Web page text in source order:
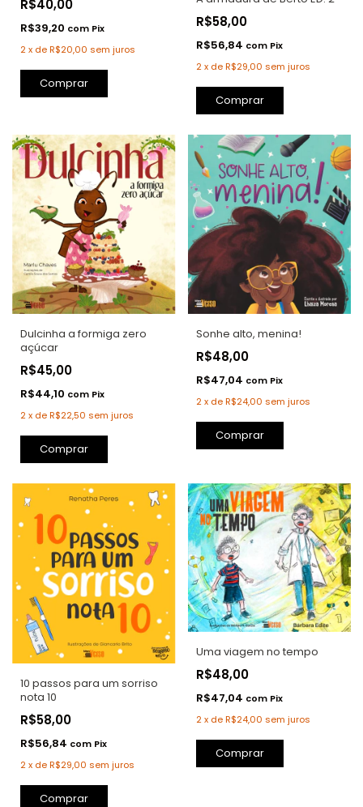
R$40,00
R$39,20 com Pix
2x deR$20,00 sem juros
Comprar
R$58,00
R$56,84 com Pix
2 x deR$29,00 sem juros
Comprar
Dulcinha a formiga zero
açúcar
R$45,00
R$44,10 com Pix
2x deR$22,50 sem juros
Comprar
Sonhe alto, menina!
R$48,00
R$47,04 com Pix
2 x deR$24,00 sem juros
Comprar
10 passos para um sorriso
nota 10
R$58,00
R$56,84 com Pix
2x deR$29,00 sem juros
Comprar
Uma viagem no tempo
R$48,00
R$47,04 com Pix
2 x deR$24,00 sem juros
Comprar